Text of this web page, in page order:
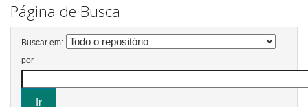
Página de Busca
Buscar em:
por